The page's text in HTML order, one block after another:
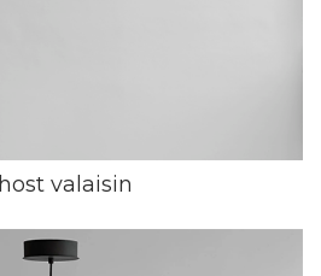
valaisin